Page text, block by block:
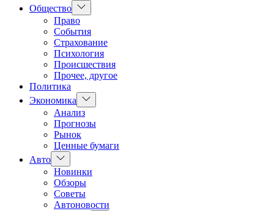
Общество Показать
подменю
Право
События
Страхование
Психология
Происшествия
Прочее, другое
Политика
Экономика
Показать
подменю
Анализ
Прогнозы
Рынок
Ценные бумаги
Авто Показать
подменю
Новинки
Обзоры
Советы
Автоновости